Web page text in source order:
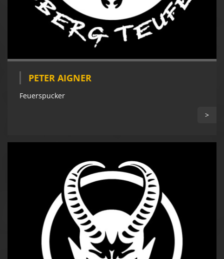
PETER AIGNER
Feuerspucker
>